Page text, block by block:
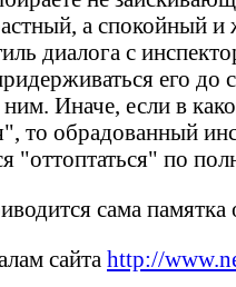
а спокойный и
диалога с
его до
Иначе, если в
то обрадованный
"оттоптаться" по
сама
сайта http://